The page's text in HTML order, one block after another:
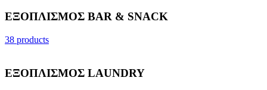
ΕΞΟΠΛΙΣΜΟΣ BAR & SNACK
38 products
ΕΞΟΠΛΙΣΜΟΣ LAUNDRY